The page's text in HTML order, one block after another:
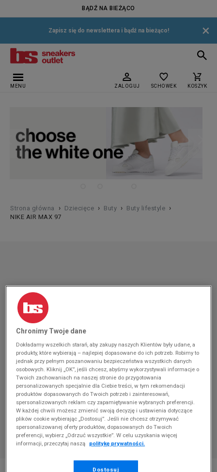
BĄDŹ NA BIEŻĄCO
Zapisz się do newslettera i bądź na bieżąco! ×
MENU ZALOGUJ SCHOWEK KOSZYK
Strona główna › Dziecięce › Buty › Buty lifestyle ›
NIKE AIR MAX 97
Chronimy Twoje dane
Dokładamy wszelkich starań, aby zakupy naszych Klientów były udane, a
produkty, które wybierają – najlepiej dopasowane do ich potrzeb. Robimy to
jednak przy pełnym poszanowaniu bezpieczeństwa wszystkich danych
osobowych. Kliknij „OK”, jeśli chcesz, abyśmy wykorzystywali informacje o
Twoich zachowaniach na naszej stronie do przygotowania
personalizowanych specjalnie dla Ciebie treści, w tym rekomendacji
produktów dopasowanych do Twoich potrzeb i zainteresowań,
spersonalizowanych reklam czy zapamiętywanie wybranych preferencji.
W każdej chwili możesz zmienić swoją decyzję i ustawienia dotyczące
plików cookie wybierając „Dostosuj”. Jeśli nie chcesz otrzymywać
spersonalizowanej oferty produktów, dopasowanych do Twoich
preferencji, wybierz „Odrzuć wszystkie”. W celu uzyskania więcej
informacji, przeczytaj naszą
politykę prywatności.
Dostosuj